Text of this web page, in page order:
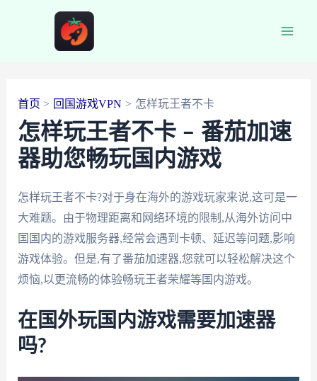
首页 回国游戏VPN 怎样玩王者不卡
怎样玩王者不卡 – 番茄加速
器助您畅玩国内游戏
怎样玩王者不卡?对于身在海外的游戏玩家来说,这可是一
大难题。由于物理距离和网络环境的限制,从海外访问中
国国内的游戏服务器,经常会遇到卡顿、延迟等问题,影响
游戏体验。但是,有了番茄加速器,您就可以轻松解决这个
烦恼,以更流畅的体验畅玩王者荣耀等国内游戏。
在国外玩国内游戏需要加速器
吗?